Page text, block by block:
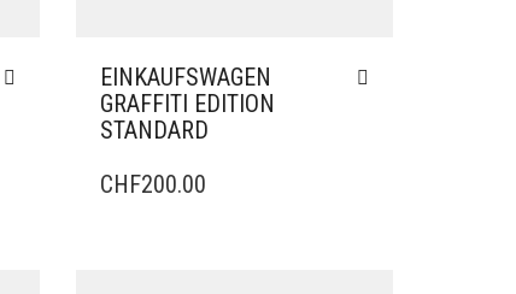
EINKAUFSWAGEN
GRAFFITI EDITION
STANDARD
CHF200.00